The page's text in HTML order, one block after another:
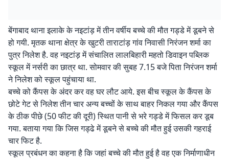
बेंगाबाद थाना इलाके के नइटांड़ में तीन वर्षीय बच्चे की मौत गड्डे में डूबने से
हो गयी. मृतक थाना क्षेत्र के खुटरी ताराटांड़ गांव निवासी निरंजन शर्मा का
पुत्र निलेश है. वह नइटांड़ में संचालित लालबिहारी महतो डिवाइन पब्लिक
स्कूल में नर्सरी का छात्र था. सोमवार की सुबह 7.15 बजे पिता निरंजन शर्मा
ने निलेश को स्कूल पहुंचाया था.
बच्चे को कैंपस के अंदर कर वह घर लौट आये. इस बीच स्कूल के कैंपस के
छोटे गेट से निलेश तीन चार अन्य बच्चों के साथ बाहर निकल गया और कैंपस
के ठीक पीछे (50 फीट की दूरी) स्थित पानी से भरे गड्डे में फिसल कर डूब
गया. बताया गया कि जिस गड्ढे में डूबने से बच्चे की मौत हुई उसकी गहराई
चार फिट है.
स्कूल प्रबंधन का कहना है कि जहां बच्चे की मौत हुई है वह एक निर्माणाधीन